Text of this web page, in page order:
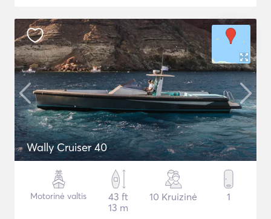
Wally Cruiser 40
Motorinė valtis
43 ft
13 m
10 Kruizinė 1